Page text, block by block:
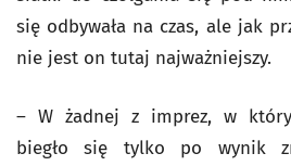
się odbywała na czas, ale jak
nie jest on tutaj najważniejszy.
– W żadnej z imprez, w
biegło się tylko po wynik